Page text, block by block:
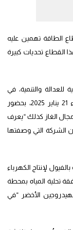
الطاقة تهمين عليه
القطاع تحديات كبيرة
للعدالة والتنمية، في
اجتماع لجنة البنيات الأساسية التي انعقدت الثلاثاء 21 يناير 2025، بحضور
مجال الغاز كذلك “يعرف
الشركة التي وصفتها
2.4 مليار مرتبطة بالفيول لإنتاج الكهرباء
تحلية المياه بمحطة
الأخضر “في